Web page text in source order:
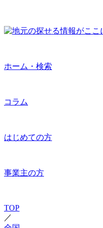
ホーム・検索
コラム
はじめての方
事業主の方
TOP
／